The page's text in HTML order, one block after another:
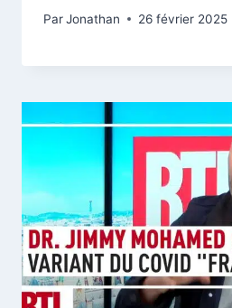
ParJonathan 26 février 2025